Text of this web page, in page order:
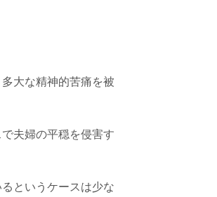
大な精神的苦痛を被
夫婦の平穏を侵害す
というケースは少な